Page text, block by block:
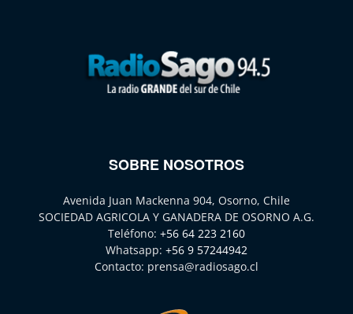
SOBRE NOSOTROS
Avenida Juan Mackenna 904, Osorno, Chile
SOCIEDAD AGRICOLA Y GANADERA DE OSORNO A.G.
Teléfono: +56 64 223 2160
Whatsapp: +56 9 57244942
Contacto: prensa@radiosago.cl